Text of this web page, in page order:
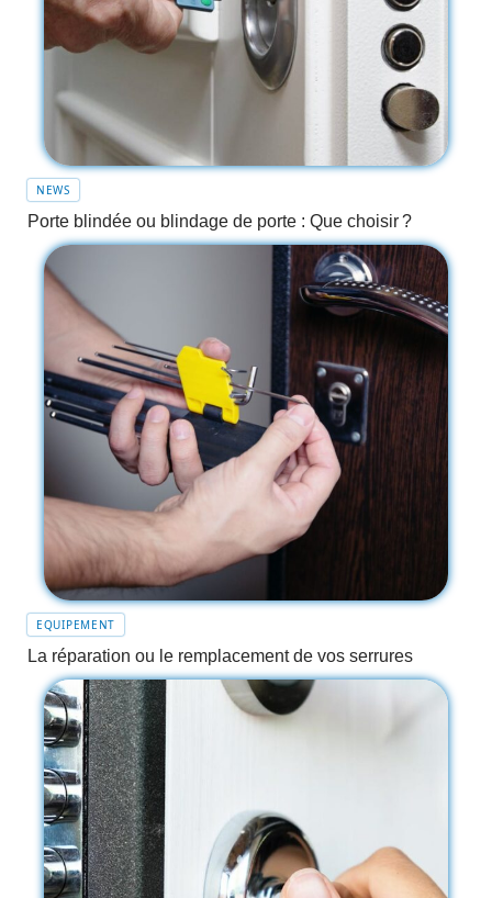
NEWS
Porte blindée ou blindage de porte : Que choisir ?
EQUIPEMENT
La réparation ou le remplacement de vos serrures